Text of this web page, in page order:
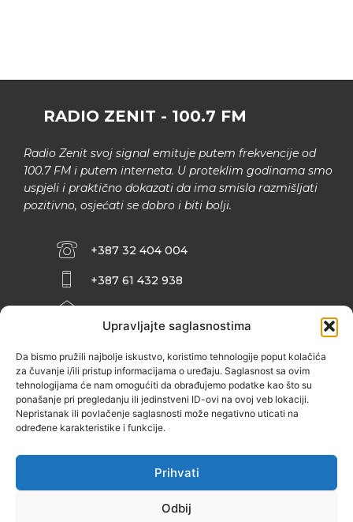
Upravljajte saglasnostima
Da bismo pružili najbolje iskustvo, koristimo tehnologije poput kolačića
za čuvanje i/ili pristup informacijama o uređaju. Saglasnost sa ovim
tehnologijama će nam omogućiti da obrađujemo podatke kao što su
ponašanje pri pregledanju ili jedinstveni ID-ovi na ovoj veb lokaciji.
Nepristanak ili povlačenje saglasnosti može negativno uticati na
određene karakteristike i funkcije.
Prihvati
Odbij
RADIO ZENIT - 100.7 FM
Radio Zenit svoj signal emituje putem frekvencije od
100.7 FM i putem interneta. U proteklim godinama smo
uspjeli i praktično dokazati da ima smisla razmišljati
pozitivno, osjećati se dobro i biti bolji.
+387 32 404 004
+387 61 432 938
INFO@ZENIT.BA
ZENIČANKA, 3. SPRAT), 72000 ZENICA